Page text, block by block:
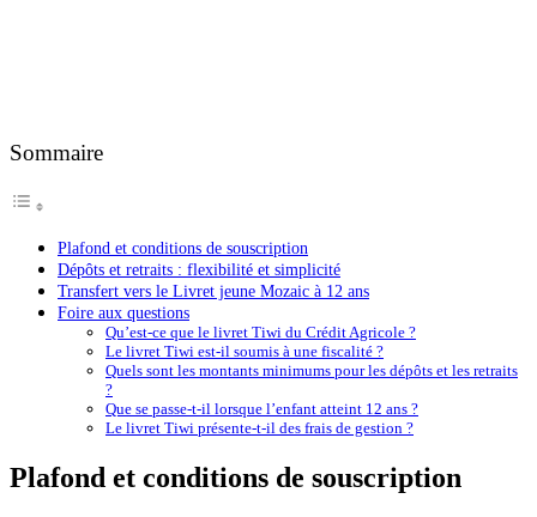
Sommaire
Plafond et conditions de souscription
Dépôts et retraits : flexibilité et simplicité
Transfert vers le Livret jeune Mozaic à 12 ans
Foire aux questions
Qu’est-ce que le livret Tiwi du Crédit Agricole ?
Le livret Tiwi est-il soumis à une fiscalité ?
Quels sont les montants minimums pour les dépôts et les retraits
?
Que se passe-t-il lorsque l’enfant atteint 12 ans ?
Le livret Tiwi présente-t-il des frais de gestion ?
Plafond et conditions de souscription